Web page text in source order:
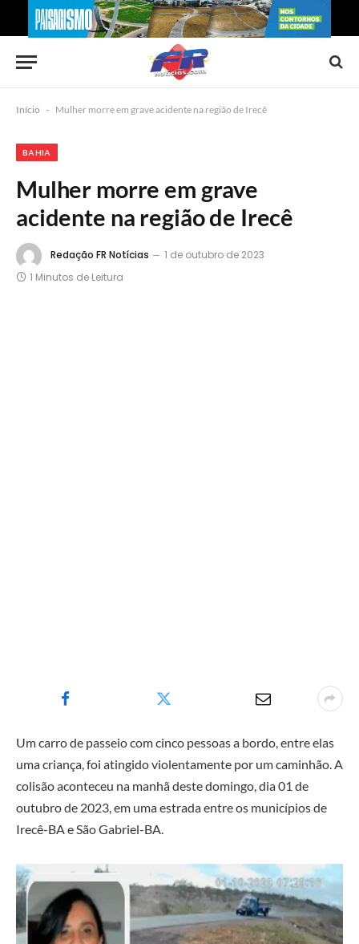
Início - Mulher morre em grave acidente na região de Irecê
BAHIA
Mulher morre em grave
acidente na região de Irecê
Redação FR Notícias
1 de outubro de 2023
1 Minutos de Leitura
Um carro de passeio com cinco pessoas a bordo, entre elas
uma criança, foi atingido violentamente por um caminhão. A
colisão aconteceu na manhã deste domingo, dia 01 de
outubro de 2023, em uma estrada entre os municípios de
Irecê-BA e São Gabriel-BA.